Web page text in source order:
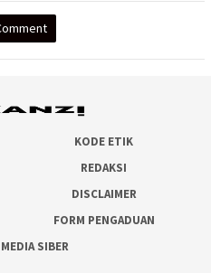
KODE ETIK
REDAKSI
DISCLAIMER
FORM PENGADUAN
SIBER